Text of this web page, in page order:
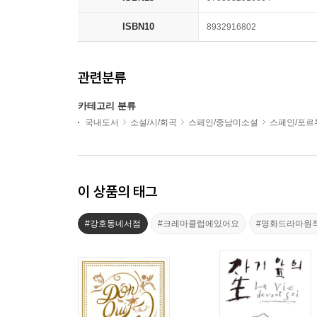
ISBN10 8932916802
관련분류
카테고리 분류
국내도서 소설/시/희곡 스페인/중남미소설 스페인/포르
이 상품의 태그
#강호동네서점 #크레마클럽에있어요 #영화드라마원